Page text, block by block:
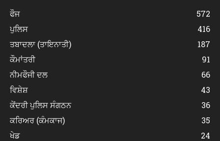
ਫੌਜ
572
ਪੁਲਿਸ
416
ਤਬਾਦਲਾ (ਤਾਇਨਾਤੀ)
187
ਕੌਮਾਂਤਰੀ
91
ਨੀਮਫੌਜੀ ਦਲ
66
ਵਿਸ਼ੇਸ਼
43
ਕੇਂਦਰੀ ਪੁਲਿਸ ਸੰਗਠਨ
36
ਕਰਿਅਰ (ਕੰਮਕਾਜ)
35
ਖੇਡ
24